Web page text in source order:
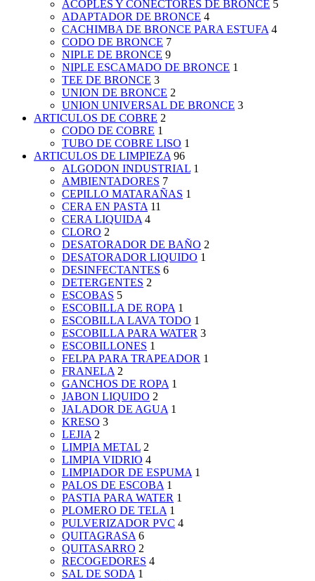
ACOPLES Y CONECTORES DE BRONCE 5
ADAPTADOR DE BRONCE 4
CACHIMBA DE BRONCE PARA ESTUFA 4
CODO DE BRONCE 7
NIPLE DE BRONCE 9
NIPLE ESCAMADO DE BRONCE 1
TEE DE BRONCE 3
UNION DE BRONCE 2
UNION UNIVERSAL DE BRONCE 3
ARTICULOS DE COBRE 2
CODO DE COBRE 1
TUBO DE COBRE LISO 1
ARTICULOS DE LIMPIEZA 96
ALGODON INDUSTRIAL 1
AMBIENTADORES 7
CEPILLO MATARAÑAS 1
CERA EN PASTA 11
CERA LIQUIDA 4
CLORO 2
DESATORADOR DE BAÑO 2
DESATORADOR LIQUIDO 1
DESINFECTANTES 6
DETERGENTES 2
ESCOBAS 5
ESCOBILLA DE ROPA 1
ESCOBILLA LAVA TODO 1
ESCOBILLA PARA WATER 3
ESCOBILLONES 1
FELPA PARA TRAPEADOR 1
FRANELA 2
GANCHOS DE ROPA 1
JABON LIQUIDO 2
JALADOR DE AGUA 1
KRESO 3
LEJIA 2
LIMPIA METAL 2
LIMPIA VIDRIO 4
LIMPIADOR DE ESPUMA 1
PALOS DE ESCOBA 1
PASTIA PARA WATER 1
PLOMERO DE TELA 1
PULVERIZADOR PVC 4
QUITAGRASA 6
QUITASARRO 2
RECOGEDORES 4
SAL DE SODA 1